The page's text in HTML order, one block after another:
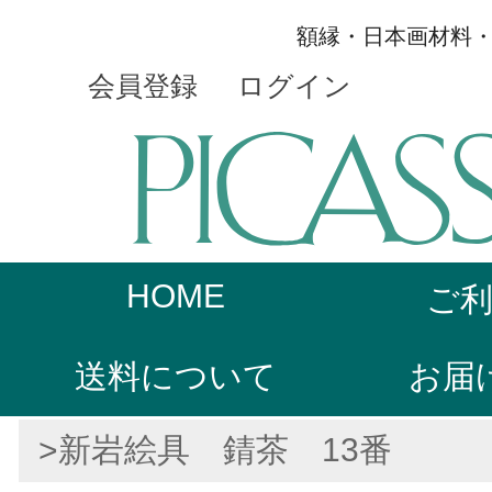
額縁・日本画材料
会員登録 ログイン
HOME ご
送料について お届
>新岩絵具 錆茶 13番